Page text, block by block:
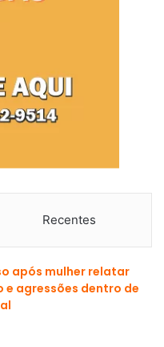
Recentes
após mulher relatar
agressões dentro de